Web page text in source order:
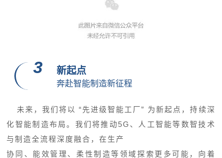
3 新起点
奔赴智能制造新征程
未来，我们将以 “先进级智能工厂” 为新起点，持续深
化智能制造布局。我们将推动5G、人工智能等数智技术
与制造全流程深度融合，在生产
协同、能效管理、柔性制造等领域探索更多可能，向着